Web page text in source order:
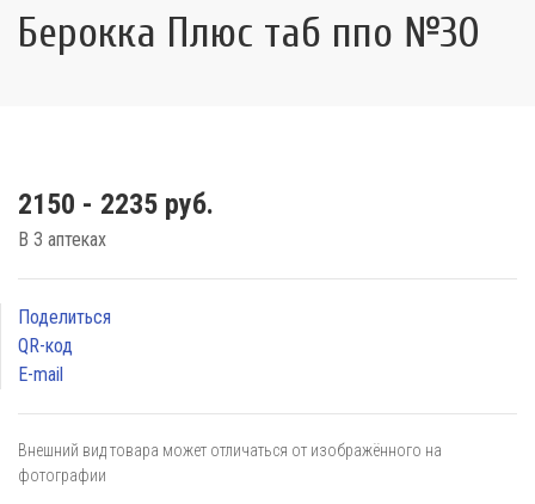
Берокка Плюс таб ппо №30
2150 - 2235 руб.
В 3 аптеках
Поделиться
QR-код
E-mail
Внешний вид товара может отличаться от изображённого на
фотографии